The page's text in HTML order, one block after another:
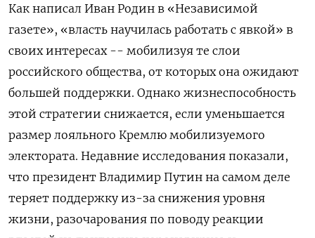
Как написал Иван Родин в «Независимой
газете», «власть научилась работать с явкой» в
своих интересах -- мобилизуя те слои
российского общества, от которых она ожидают
большей поддержки. Однако жизнеспособность
этой стратегии снижается, если уменьшается
размер лояльного Кремлю мобилизуемого
электората. Недавние исследования показали,
что президент Владимир Путин на самом деле
теряет поддержку из-за снижения уровня
жизни, разочарования по поводу реакции